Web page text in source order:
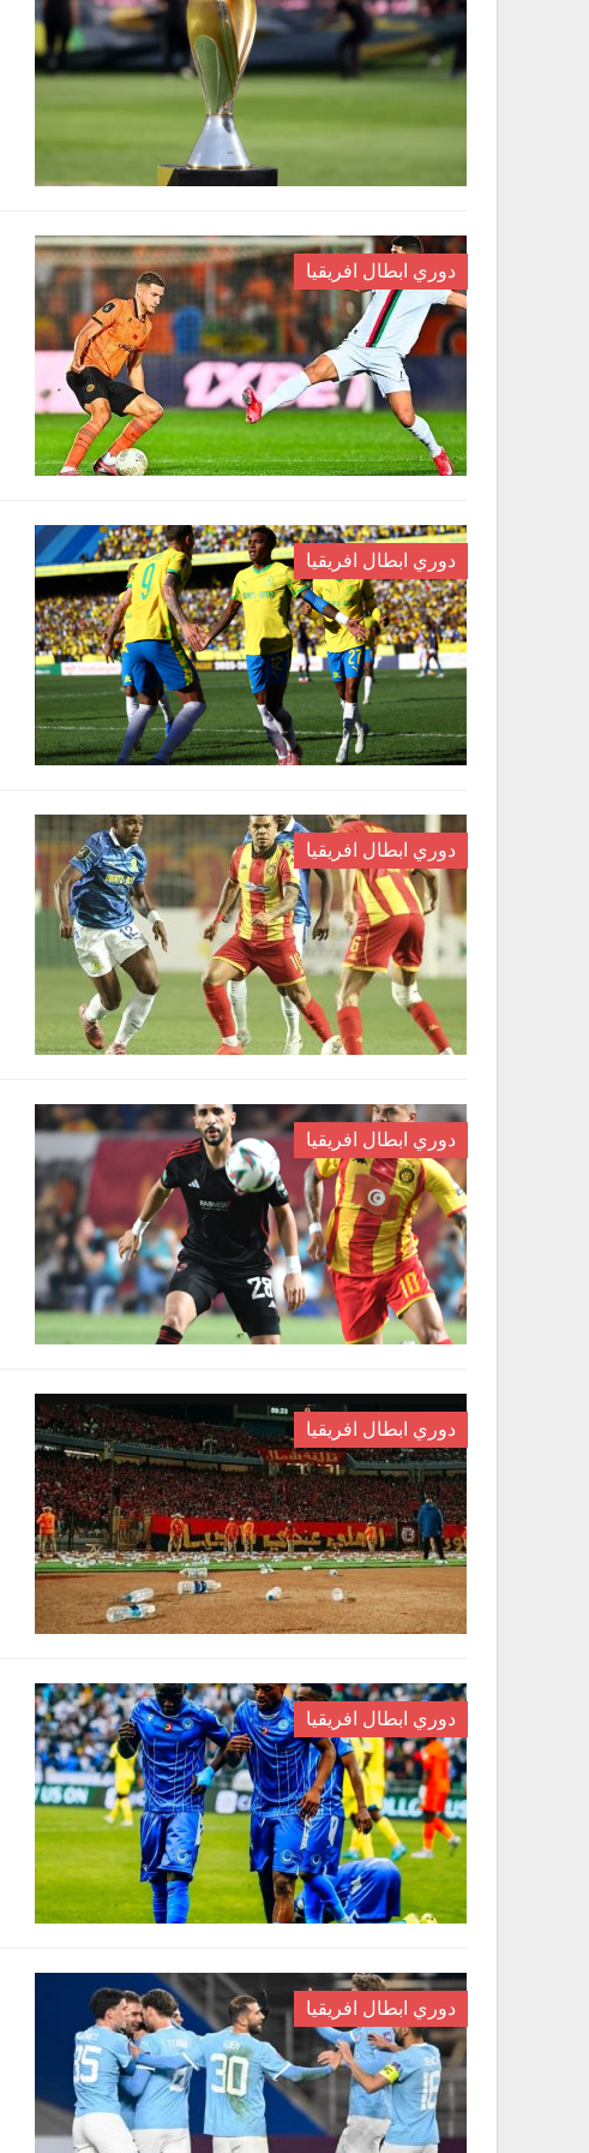
دوري ابطال افريقيا
دوري ابطال افريقيا
دوري ابطال افريقيا
دوري ابطال افريقيا
دوري ابطال افريقيا
دوري ابطال افريقيا
دوري ابطال افريقيا